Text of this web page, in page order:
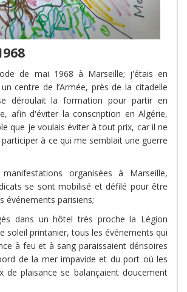
de mai 1968 à Marseille; j'étais en
centre de l’Armée, près de la citadelle
déroulait la formation pour partir en
afin d'éviter la conscription en Algérie,
que je voulais éviter à tout prix, car il ne
à ce qui me semblait une guerre
organisées à Marseille,
se sont mobilisé et défilé pour être
événements parisiens;
dans un hôtel très proche la Légion
soleil printanier, tous les événements qui
à feu et à sang paraissaient dérisoires
de la mer impavide et du port où les
de plaisance se balançaient doucement